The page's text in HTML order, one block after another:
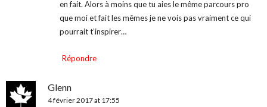
en fait. Alors à moins que tu aies le même parcours pro
que moi et fait les mêmes je ne vois pas vraiment ce qui
pourrait t’inspirer…
Répondre
Glenn
4 février 2017 at 17:55